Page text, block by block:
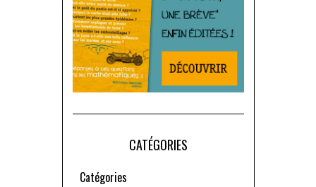
CATÉGORIES
Catégories